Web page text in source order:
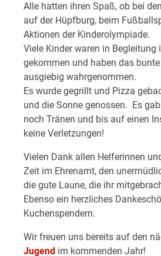
Alle hatten ihren Spaß, ob bei
auf der Hüpfburg, beim
Aktionen der Kinderolympiade.
Viele Kinder waren in Begleitung
gekommen und haben das
ausgiebig wahrgenommen.
Es wurde gegrillt und Pizza
und die Sonne genossen. Es
noch Tränen und bis auf einen
keine Verletzungen!
Vielen Dank allen Helferinnen
Zeit im Ehrenamt, den
die gute Laune, die ihr
Ebenso ein herzliches
Kuchenspendern.
Wir freuen uns bereits auf den
Jugend im kommenden Jahr!